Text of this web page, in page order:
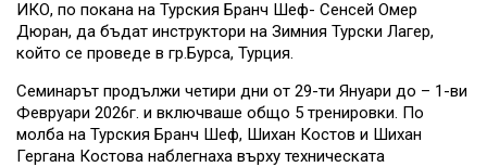
ИКО, по покана на Турския Бранч Шеф- Сенсей Омер
Дюран, да бъдат инструктори на Зимния Турски Лагер,
който се проведе в гр.Бурса, Турция.
Семинарът продължи четири дни от 29-ти Януари до – 1-ви
Февруари 2026г. и включваше общо 5 тренировки. По
молба на Турския Бранч Шеф, Шихан Костов и Шихан
Гергана Костова наблегнаха върху техническата